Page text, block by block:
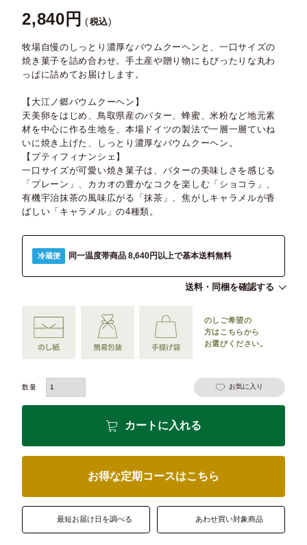
2,840 税込
牧場自慢のしっとり濃厚なバウムクーヘンと、一口サイズの
焼き菓子を詰め合わせ。手土産や贈り物にもぴったりな丸わ
っぱに詰めてお届けします。
【大江ノ郷バウムクーヘン】
天美卵をはじめ、鳥取県産のバター、蜂蜜、米粉など地元素
材を中心に作る生地を、本場ドイツの製法で一層一層ていね
いに焼き上げた、しっとり濃厚なバウムクーヘン。
【プティフィナンシェ】
一口サイズが可愛い焼き菓子は、バターの美味しさを感じる
「プレーン」、カカオの豊かなコクを楽しむ「ショコラ」、
有機宇治抹茶の風味広がる「抹茶」、焦がしキャラメルが香
ばしい「キャラメル」の4種類。
冷蔵便 同一温度帯商品 8,640円以上で基本送料無料
送料・同梱を確認する
のしご希望の
方はこちらから
お選びください。
お気に入り
カートに入れる
お得な定期コースはこちら
最短お届け日を調べる あわせ買い対象商品